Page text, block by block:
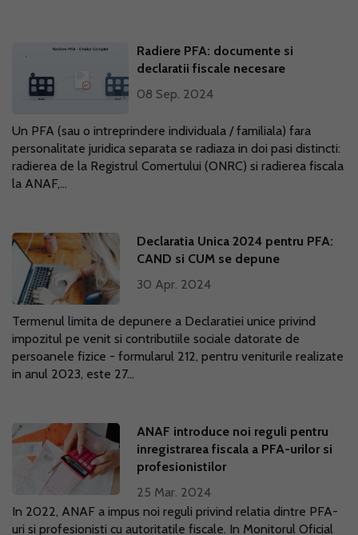
Radiere PFA: documente si
declaratii fiscale necesare
08 Sep. 2024
Un PFA (sau o intreprindere individuala / familiala) fara
personalitate juridica separata se radiaza in doi pasi distincti:
radierea de la Registrul Comertului (ONRC) si radierea fiscala
la ANAF,...
Declaratia Unica 2024 pentru PFA:
CAND si CUM se depune
30 Apr. 2024
Termenul limita de depunere a Declaratiei unice privind
impozitul pe venit si contributiile sociale datorate de
persoanele fizice - formularul 212, pentru veniturile realizate
in anul 2023, este 27...
ANAF introduce noi reguli pentru
inregistrarea fiscala a PFA-urilor si
profesionistilor
25 Mar. 2024
In 2022, ANAF a impus noi reguli privind relatia dintre PFA-
uri si profesionisti cu autoritatile fiscale. In Monitorul Oficial